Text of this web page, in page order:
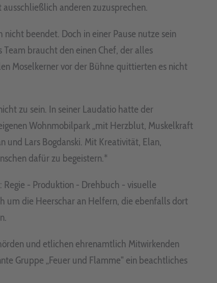
anderen zuzusprechen.
beendet. Doch in einer Pause nutze sein
Team braucht den einen Chef, der alles
Moselkerner vor der Bühne quittierten es nicht
zu sein. In seiner Laudatio hatte der
Wohnmobilpark „mit Herzblut, Muskelkraft
und Lars Bogdanski. Mit Kreativität, Elan,
dafür zu begeistern.*
- Produktion - Drehbuch - visuelle
um die Heerschar an Helfern, die ebenfalls dort
und etlichen ehrenamtlich Mitwirkenden
Gruppe „Feuer und Flamme" ein beachtliches